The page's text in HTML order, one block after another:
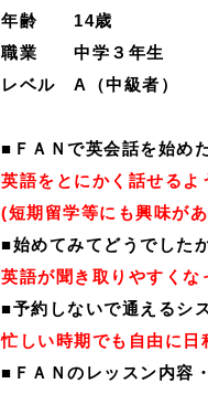
年齢 14歳
職業 中学３年生
レベル A（中級者）
■ＦＡＮで英会話を始め
英語をとにかく話せるよ
(短期留学等にも興味が
■始めてみてどうでした
英語が聞き取りやすくな
■予約しないで通えるシ
忙しい時期でも自由に日
■ＦＡＮのレッスン内容